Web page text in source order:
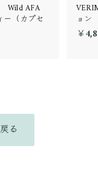
Wild AFA
ー（カプセ
0
ョン
￥
る